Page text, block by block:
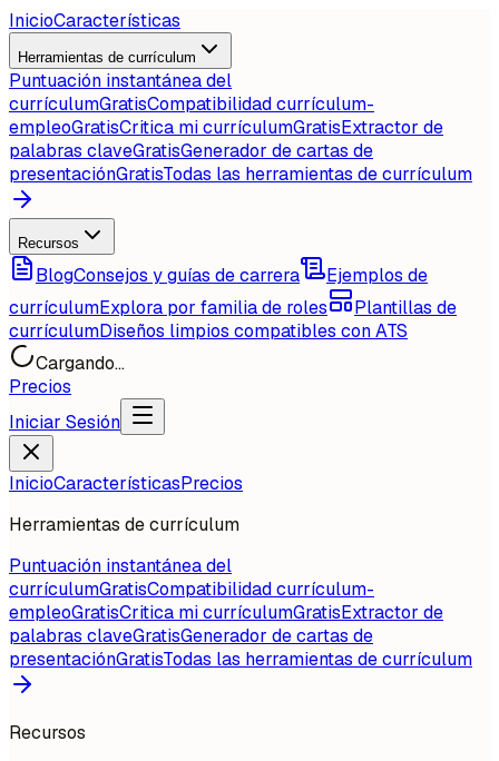
InicioCaracterísticas
Herramientas de currículum
Puntuación instantánea del
currículumGratisCompatibilidad currículum-
empleoGratisCritica mi currículumGratisExtractor de
palabras claveGratisGenerador de cartas de
presentaciónGratisTodas las herramientas de currículum
Recursos
BlogConsejos y guías de carrera
Ejemplos de
currículumExplora por familia de roles
Plantillas de
currículumDiseños limpios compatibles con ATS
Cargando...
Precios
Iniciar Sesión
InicioCaracterísticasPrecios
Herramientas de currículum
Puntuación instantánea del
currículumGratisCompatibilidad currículum-
empleoGratisCritica mi currículumGratisExtractor de
palabras claveGratisGenerador de cartas de
presentaciónGratisTodas las herramientas de currículum
Recursos